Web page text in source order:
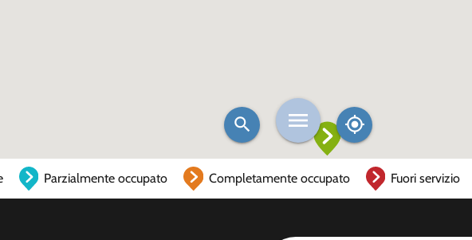
Parzialmente occupato Completamente occupato Fuori servizio